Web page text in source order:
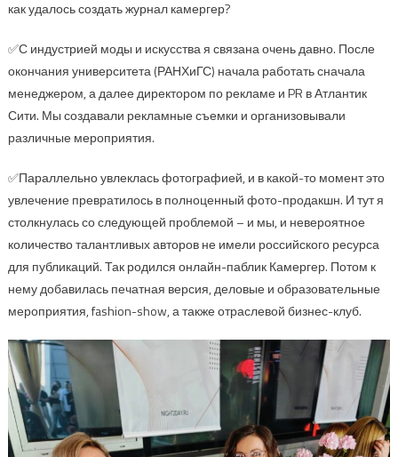
как удалось создать журнал камергер?
✅С индустрией моды и искусства я связана очень давно. После
окончания университета (РАНХиГС) начала работать сначала
менеджером, а далее директором по рекламе и PR в Атлантик
Сити. Мы создавали рекламные съемки и организовывали
различные мероприятия.
✅Параллельно увлеклась фотографией, и в какой-то момент это
увлечение превратилось в полноценный фото-продакшн. И тут я
столкнулась со следующей проблемой – и мы, и невероятное
количество талантливых авторов не имели российского ресурса
для публикаций. Так родился онлайн-паблик Камергер. Потом к
нему добавилась печатная версия, деловые и образовательные
мероприятия, fashion-show, а также отраслевой бизнес-клуб.